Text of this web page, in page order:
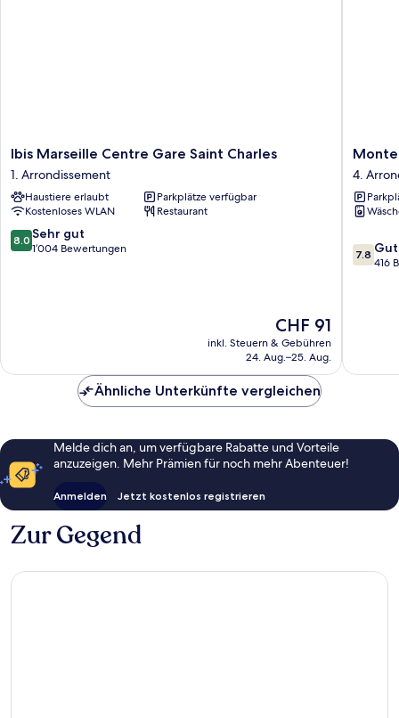
Ibis
Marseille
Centre
Gare
Saint
Charles
1.
Ibis Marseille Centre Gare Saint Charles
1. Arrondissement
Haustiere erlaubt
Parkplätze verfügbar
Kostenloses WLAN
Restaurant
8.0
von
8.0 Sehr gut
1’004 Bewertungen
Der
Preis
beträgt
CHF 91
inkl. Steuern & Gebühren
24. Aug.–25. Aug.
Centre
Dôme
4.
4.
7.8
von
7.8 Gut
416
Ähnliche Unterkünfte vergleichen
Melde dich an, um verfügbare Rabatte und Vorteile
anzuzeigen. Mehr Prämien für noch mehr Abenteuer!
Anmelden Jetzt kostenlos registrieren
Zur Gegend